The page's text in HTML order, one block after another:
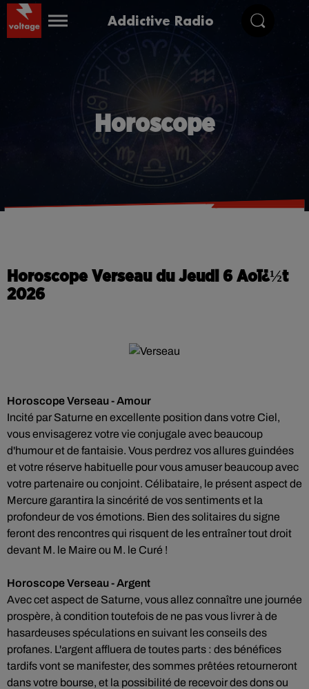
Addictive Radio
Horoscope
Horoscope Verseau du Jeudi 6 Aoï¿½t
2026
Horoscope Verseau - Amour
Incité par Saturne en excellente position dans votre Ciel,
vous envisagerez votre vie conjugale avec beaucoup
d'humour et de fantaisie. Vous perdrez vos allures guindées
et votre réserve habituelle pour vous amuser beaucoup avec
votre partenaire ou conjoint. Célibataire, le présent aspect de
Mercure garantira la sincérité de vos sentiments et la
profondeur de vos émotions. Bien des solitaires du signe
feront des rencontres qui risquent de les entraîner tout droit
devant M. le Maire ou M. le Curé !
Horoscope Verseau - Argent
Avec cet aspect de Saturne, vous allez connaître une journée
prospère, à condition toutefois de ne pas vous livrer à de
hasardeuses spéculations en suivant les conseils des
profanes. L'argent affluera de toutes parts : des bénéfices
tardifs vont se manifester, des sommes prêtées retourneront
dans votre bourse, et la possibilité de recevoir des dons ou